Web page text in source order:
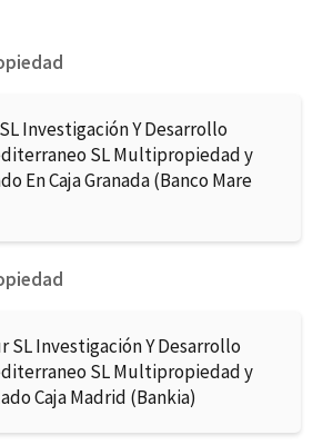
Investigación Y Desarrollo
SL Multipropiedad y
En Caja Granada (Banco Mare
Investigación Y Desarrollo
SL Multipropiedad y
Caja Madrid (Bankia)